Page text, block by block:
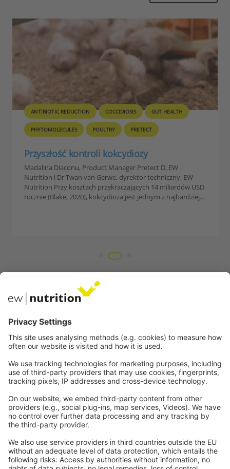
COCCIDIOSIS GUT HEALTH
POULTRY PRETECT
kontroli kokcydiozy
Product Manager Pretect D, EW
Twan van Gerwe, dyrektor techniczny, EW
kosztach przekraczających 14 miliardów USD
2020), kokcydioza jest jednym z najbardziej…
ANTIBIOTIC
Przez Dr. Ajay
drobiu, EW
wyzwaniem w
EW Biotech
Komunikacja
Imprint
Polityka prywatności
GTC